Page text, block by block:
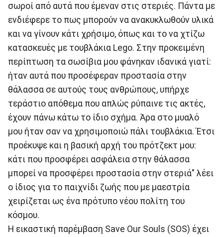
σωροί από αυτά που έμεναν στις στεριές. Πάντα με
ενδιέφερε το πως μπορούν να ανακυκλωθούν υλικά
και να γίνουν κάτι χρήσιμο, όπως και το να χτίζω
κατασκευές με τουβλάκια Lego. Στην προκειμένη
περίπτωση τα σωσίβια μου φάνηκαν ιδανικά γιατί:
ήταν αυτά που προσέφεραν προστασία στην
θάλασσα σε αυτούς τους ανθρώπους, υπήρχε
τεράστιο απόθεμα που απλώς ρύπαινε τις ακτές,
έχουν πάνω κάτω το ίδιο σχήμα. Άρα στο μυαλό
μου ήταν σαν να χρησιμοποιώ πάλι τουβλάκια. Έτσι
προέκυψε και η βασική αρχή του πρότζεκτ μου:
κάτι που προσφέρει ασφάλεια στην θάλασσα
μπορεί να προσφέρει προστασία στην στεριά" λέει
ο ίδιος για το παιχνίδι ζωής που με μαεστρία
χειρίζεται ως ένα πρότυπο νέου πολίτη του
κόσμου.
Η εικαστική παρέμβαση Save Our Souls (SOS) έχει